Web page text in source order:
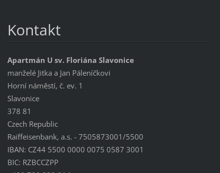
Kontakt
Apartmán U sv. Floriána Slavonice
manželé Jitka a Jan Páleníčkovi
Horní náměstí, č. ev. 1
Slavonice
378 81
Czech Republic
Raiffeisenbank, a.s. - 7505873001/5500
IBAN: CZ44 5500 0000 0075 0587 3001
BIC: RZBCCZPP